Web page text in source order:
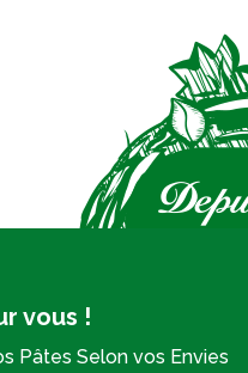
vous !
Pâtes Selon vos Envies